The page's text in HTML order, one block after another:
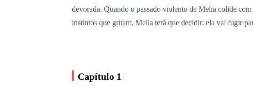
devorada. Quando o passado violento de Melia colide
instintos que gritam, Melia terá que decidir: ela vai fugir
Capítulo 1